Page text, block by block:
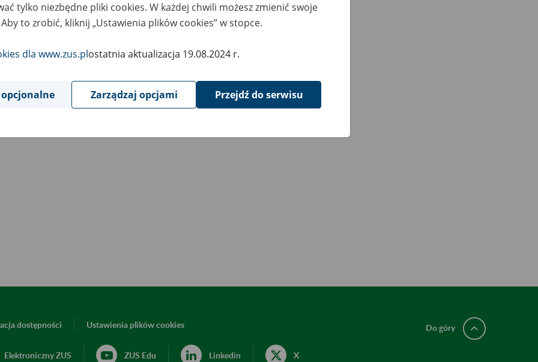
uwagi można przesyłać poprzezformularz
Wyświetl wszystkie
dostępności Ustawienia plików cookies
Elektroniczny ZUS ZUS Edu Linkedin X
Do góry
tylko niezbędne pliki cookies. W każdej chwili możesz zmienić swoje
to zrobić, kliknij „Ustawienia plików cookies” w stopce.
dla www.zus.plostatnia aktualizacja 19.08.2024 r.
Zarządzaj opcjami Przejdź do serwisu